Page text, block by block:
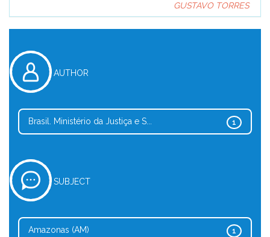
GUSTAVO TORRES
AUTHOR
1
Brasil. Ministério da Justiça e S...
SUBJECT
1
Amazonas (AM)